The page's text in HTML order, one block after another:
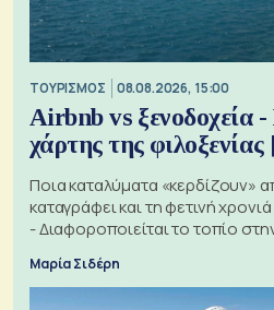
ΤΟΥΡΙΣΜΟΣ 08.08.2026, 15:00
Airbnb vs ξενοδοχεία
χάρτης της
Ποια καταλύματα «κερδίζουν»
καταγράφει και τη φετινή
- Διαφοροποιείται το τοπίο
Μαρία Σιδέρη